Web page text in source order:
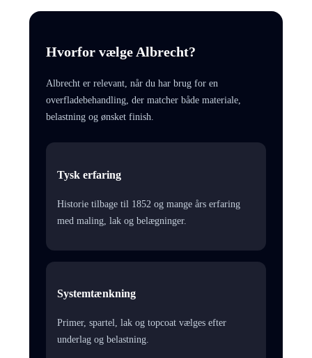
Hvorfor vælge Albrecht?
Albrecht er relevant, når du har brug for en
overfladebehandling, der matcher både materiale,
belastning og ønsket finish.
Tysk erfaring
Historie tilbage til 1852 og mange års erfaring
med maling, lak og belægninger.
Systemtænkning
Primer, spartel, lak og topcoat vælges efter
underlag og belastning.